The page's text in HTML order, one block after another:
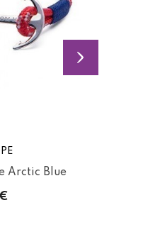
Arctic Blue